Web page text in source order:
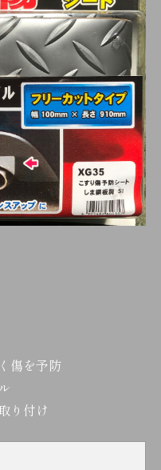
傷を予防
り付け